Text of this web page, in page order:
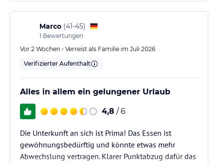
Marco (41-45)
1 Bewertungen
Vor 2 Wochen • Verreist als Familie im Juli 2026
Verifizierter Aufenthalt
Alles in allem ein gelungener Urlaub
4,8 / 6
Die Unterkunft an sich ist Prima! Das Essen ist
gewöhnungsbedürftig und könnte etwas mehr
Abwechslung vertragen. Klarer Punktabzug dafür das